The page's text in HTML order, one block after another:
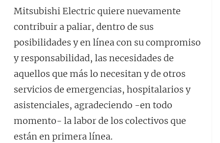
Mitsubishi Electric quiere nuevamente
contribuir a paliar, dentro de sus
posibilidades y en línea con su compromiso
y responsabilidad, las necesidades de
aquellos que más lo necesitan y de otros
servicios de emergencias, hospitalarios y
asistenciales, agradeciendo -en todo
momento- la labor de los colectivos que
están en primera línea.